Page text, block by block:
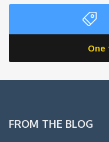
FROM THE BLOG